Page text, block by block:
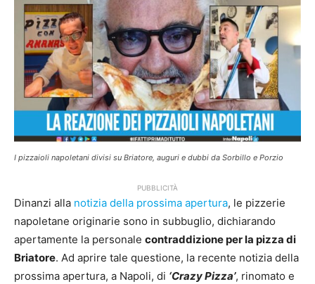
I pizzaioli napoletani divisi su Briatore, auguri e dubbi da Sorbillo e Porzio
PUBBLICITÀ
Dinanzi alla notizia della prossima apertura, le pizzerie
napoletane originarie sono in subbuglio, dichiarando
apertamente la personale contraddizione per la pizza di
Briatore. Ad aprire tale questione, la recente notizia della
prossima apertura, a Napoli, di ‘Crazy Pizza’, rinomato e